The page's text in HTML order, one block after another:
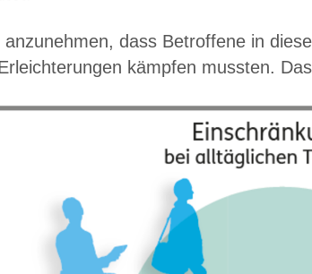
anzunehmen, dass Betroffene in
kämpfen mussten.